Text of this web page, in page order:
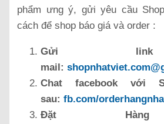
phẩm ưng ý, gửi yêu cầu
cách để shop báo giá và order :
Gửi
mail:
Chat facebook với
sau: fb.com/
Đặt Hàng